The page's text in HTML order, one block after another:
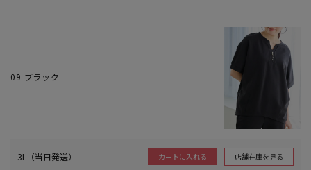
09 ブラック
3L（当日発送） カートに入れる 店舗在庫を見る